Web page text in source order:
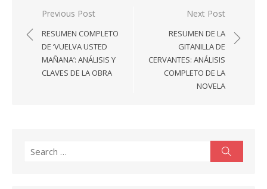
Navegación
de
entradas
Previous Post
RESUMEN COMPLETO
DE ‘VUELVA USTED
MAÑANA’: ANÁLISIS Y
CLAVES DE LA OBRA
Next Post
RESUMEN DE LA
GITANILLA DE
CERVANTES: ANÁLISIS
COMPLETO DE LA
NOVELA
Search